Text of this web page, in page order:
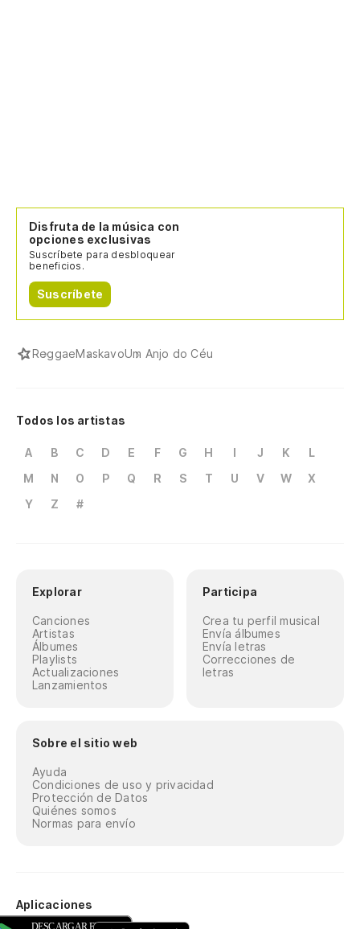
Disfruta de la música con
opciones exclusivas
Suscríbete para desbloquear
beneficios.
Suscríbete
ReggaeMaskavoUm Anjo do Céu
Todos los artistas
A B C D E F G H I J K
L
M
N O P Q R S T U V W
X
Y
Z #
Explorar
Canciones
Artistas
Álbumes
Playlists
Actualizaciones
Lanzamientos
Participa
Crea tu perfil musical
Envía álbumes
Envía letras
Correcciones de
letras
Sobre el sitio web
Ayuda
Condiciones de uso y privacidad
Protección de Datos
Quiénes somos
Normas para envío
Aplicaciones